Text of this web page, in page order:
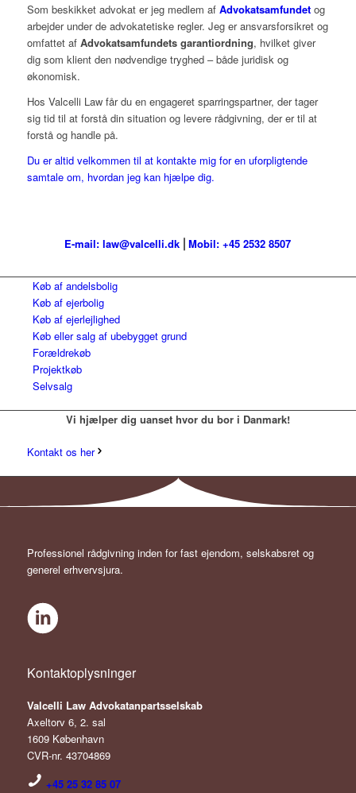
Som beskikket advokat er jeg medlem af Advokatsamfundetog
arbejder under de advokatetiske regler. Jeg er ansvarsforsikret og
omfattet af Advokatsamfundets garantiordning, hvilket giver
dig som klient den nødvendige tryghed – både juridisk og
økonomisk.
Hos Valcelli Law får du en engageret sparringspartner, der tager
sig tid til at forstå din situation og levere rådgivning, der er til at
forstå og handle på.
Du er altid velkommen til at kontakte mig for en uforpligtende
samtale om, hvordan jeg kan hjælpe dig.
E-mail: law@valcelli.dk ⎢Mobil: +45 2532 8507
Køb af andelsbolig
Køb af ejerbolig
Køb af ejerlejlighed
Køb eller salg af ubebygget grund
Forældrekøb
Projektkøb
Selvsalg
Vi hjælper dig uanset hvor du bor i Danmark!
Kontakt os her
Professionel rådgivning inden for fast ejendom, selskabsret og
generel erhvervsjura.
Kontaktoplysninger
Valcelli Law Advokatanpartsselskab
Axeltorv 6, 2. sal
1609 København
CVR-nr. 43704869
+45 25 32 85 07